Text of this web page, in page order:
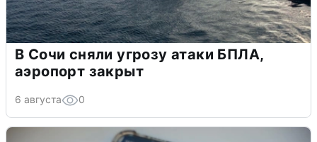
В Сочи сняли угрозу атаки БПЛА,
аэропорт закрыт
6 августа 0